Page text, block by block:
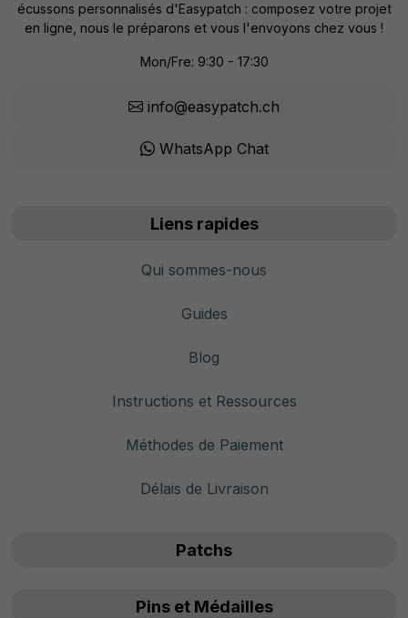
écussons personnalisés d'Easypatch : composez votre projet
en ligne, nous le préparons et vous l'envoyons chez vous !
Mon/Fre: 9:30 - 17:30
info@easypatch.ch
WhatsApp Chat
Liens rapides
Qui sommes-nous
Guides
Blog
Instructions et Ressources
Méthodes de Paiement
Délais de Livraison
Patchs
Pins et Médailles